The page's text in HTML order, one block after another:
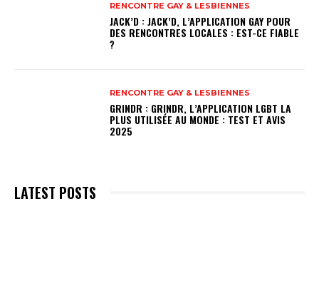
RENCONTRE GAY & LESBIENNES
JACK’D : JACK’D, L’APPLICATION GAY POUR
DES RENCONTRES LOCALES : EST-CE FIABLE
?
RENCONTRE GAY & LESBIENNES
GRINDR : GRINDR, L’APPLICATION LGBT LA
PLUS UTILISÉE AU MONDE : TEST ET AVIS
2025
LATEST POSTS